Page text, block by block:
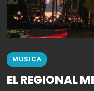
MUSICA
EL REGIONAL